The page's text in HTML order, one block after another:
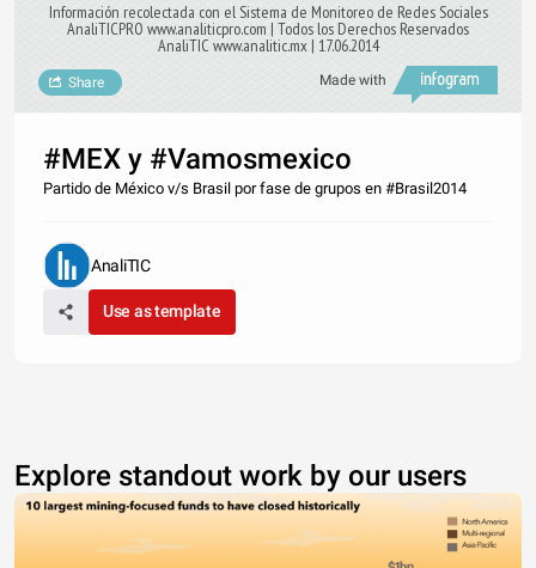
Información recolectada con el Sistema de Monitoreo de Redes Sociales
AnaliTICPRO www.analiticpro.com | Todos los Derechos Reservados
AnaliTIC www.analitic.mx | 17.06.2014
Made with
Share
#MEX y #Vamosmexico
Partido de México v/s Brasil por fase de grupos en #Brasil2014
AnaliTIC
Use as template
Explore standout work by our users